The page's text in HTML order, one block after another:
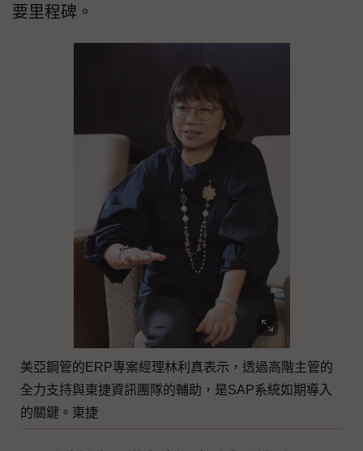
要里程碑。
美亞鋼管的ERP專案經理林利真表示，透過高階主管的
全力支持與東捷資訊團隊的輔助，是SAP系統如期導入
的關鍵。東捷